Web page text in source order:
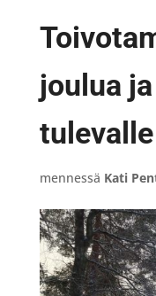
joulua
mennessä Kati